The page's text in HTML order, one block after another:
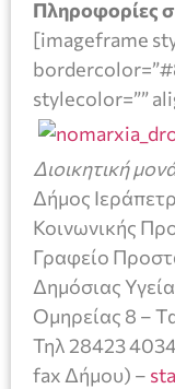
Πληροφορίες
[imageframe
stylecolor=””
Διοικητική
Δήμος
Κοινωνικής
Γραφείο
Δημόσιας
Ομηρείας 8 –
Τηλ 28423
fax Δήμου) –